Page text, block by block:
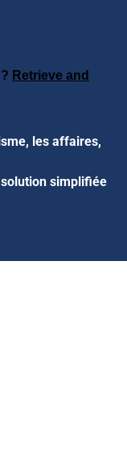
Retrieve and
les affaires,
simplifiée